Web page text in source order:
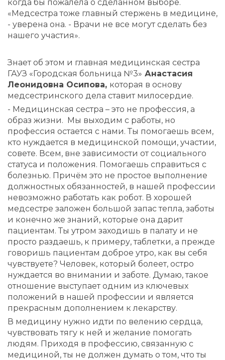
когда бы пожалела о сделанном выборе.
«Медсестра тоже главный стержень в медицине,
- уверена она. - Врачи не все могут сделать без
нашего участия».
Знает об этом и главная медицинская сестра
ГАУЗ «Городская больница №3» Анастасия
Леонидовна Осипова, которая в основу
медсестринского дела ставит милосердие.
- Медицинская сестра – это не профессия, а
образ жизни. Мы выходим с работы, но
профессия остается с нами. Ты помогаешь всем,
кто нуждается в медицинской помощи, участии,
совете. Всем, вне зависимости от социального
статуса и положения. Помогаешь справиться с
болезнью. Причём это не простое выполнение
должностных обязанностей, в нашей профессии
невозможно работать как робот. В хорошей
медсестре заложен большой запас тепла, заботы
и конечно же знаний, которые она дарит
пациентам. Ты утром заходишь в палату и не
просто раздаешь, к примеру, таблетки, а прежде
говоришь пациентам доброе утро, как вы себя
чувствуете? Человек, который болеет, остро
нуждается во внимании и заботе. Думаю, такое
отношение выступает одним из ключевых
положений в нашей профессии и является
прекрасным дополнением к лекарству.
В медицину нужно идти по велению сердца,
чувствовать тягу к ней и желание помогать
людям. Приходя в профессию, связанную с
медициной, ты не должен думать о том, что ты